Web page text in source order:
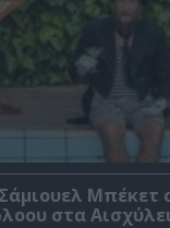
Μπέκετ
στα